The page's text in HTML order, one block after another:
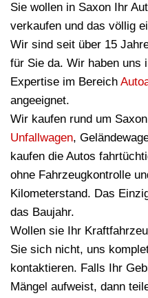
Sie wollen in Saxon Ihr
verkaufen und das völlig
Wir sind seit über 15
für Sie da. Wir haben uns
Expertise im Bereich
angeeignet.
Wir kaufen rund um
Unfallwagen,
kaufen die Autos
ohne Fahrzeugkontrolle
Kilometerstand. Das
das Baujahr.
Wollen sie Ihr
Sie sich nicht, uns
kontaktieren. Falls Ihr
Mängel aufweist, dann